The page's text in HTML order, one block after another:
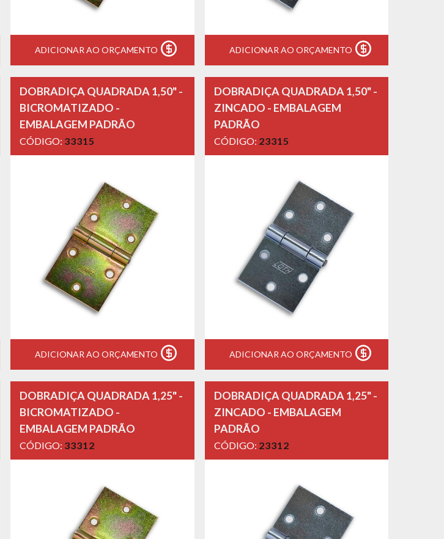
ADICIONAR AO ORÇAMENTO ADICIONAR AO ORÇAMENTO
DOBRADIÇA QUADRADA 1,50" -
BICROMATIZADO -
EMBALAGEM PADRÃO
CÓDIGO: 33315
ADICIONAR AO ORÇAMENTO
DOBRADIÇA QUADRADA 1,50" -
ZINCADO - EMBALAGEM
PADRÃO
CÓDIGO: 23315
ADICIONAR AO ORÇAMENTO
DOBRADIÇA QUADRADA 1,25" -
BICROMATIZADO -
EMBALAGEM PADRÃO
CÓDIGO: 33312
DOBRADIÇA QUADRADA 1,25" -
ZINCADO - EMBALAGEM
PADRÃO
CÓDIGO: 23312